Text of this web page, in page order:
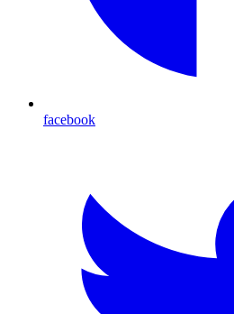
facebook